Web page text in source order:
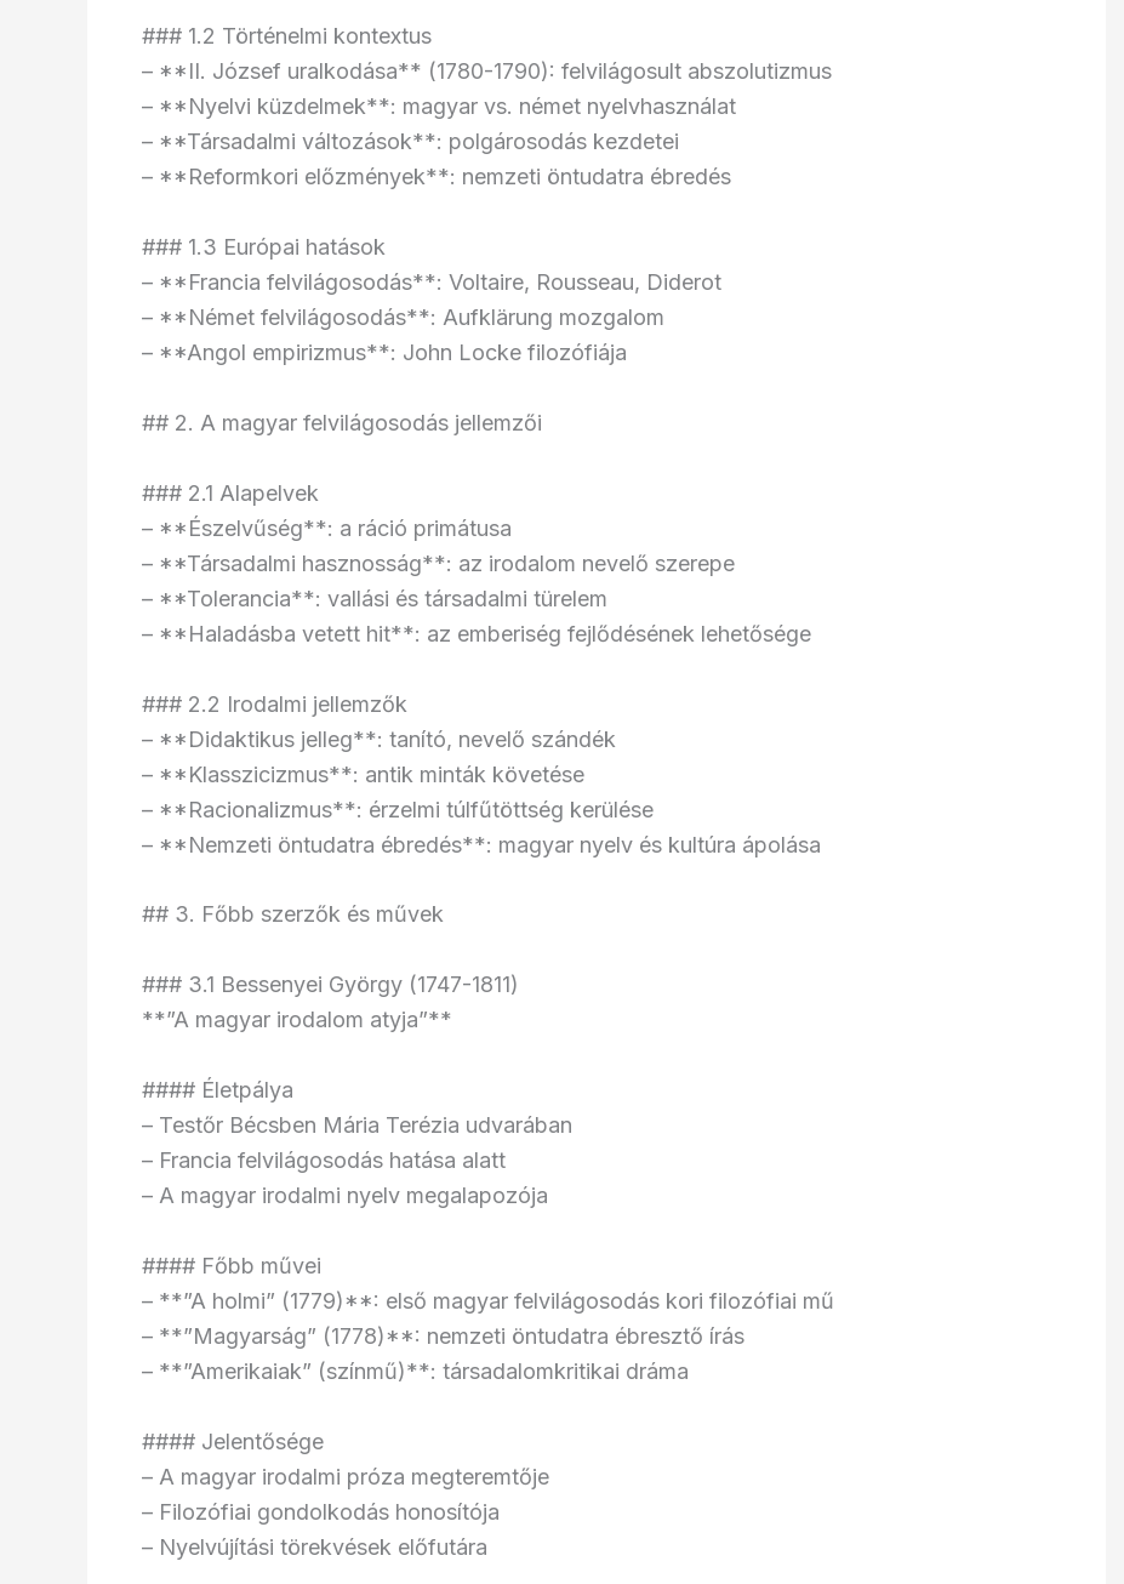
### 1.2 Történelmi kontextus
– **II. József uralkodása** (1780-1790): felvilágosult abszolutizmus
– **Nyelvi küzdelmek**: magyar vs. német nyelvhasználat
– **Társadalmi változások**: polgárosodás kezdetei
– **Reformkori előzmények**: nemzeti öntudatra ébredés
### 1.3 Európai hatások
– **Francia felvilágosodás**: Voltaire, Rousseau, Diderot
– **Német felvilágosodás**: Aufklärung mozgalom
– **Angol empirizmus**: John Locke filozófiája
## 2. A magyar felvilágosodás jellemzői
### 2.1 Alapelvek
– **Észelvűség**: a ráció primátusa
– **Társadalmi hasznosság**: az irodalom nevelő szerepe
– **Tolerancia**: vallási és társadalmi türelem
– **Haladásba vetett hit**: az emberiség fejlődésének lehetősége
### 2.2 Irodalmi jellemzők
– **Didaktikus jelleg**: tanító, nevelő szándék
– **Klasszicizmus**: antik minták követése
– **Racionalizmus**: érzelmi túlfűtöttség kerülése
– **Nemzeti öntudatra ébredés**: magyar nyelv és kultúra ápolása
## 3. Főbb szerzők és művek
### 3.1 Bessenyei György (1747-1811)
**”A magyar irodalom atyja”**
#### Életpálya
– Testőr Bécsben Mária Terézia udvarában
– Francia felvilágosodás hatása alatt
– A magyar irodalmi nyelv megalapozója
#### Főbb művei
– **”A holmi” (1779)**: első magyar felvilágosodás kori filozófiai mű
– **”Magyarság” (1778)**: nemzeti öntudatra ébresztő írás
– **”Amerikaiak” (színmű)**: társadalomkritikai dráma
#### Jelentősége
– A magyar irodalmi próza megteremtője
– Filozófiai gondolkodás honosítója
– Nyelvújítási törekvések előfutára